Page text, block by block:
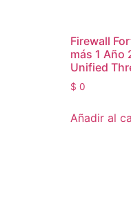
Firewall
más 1 Año
Unified
$ 0
Añadir al